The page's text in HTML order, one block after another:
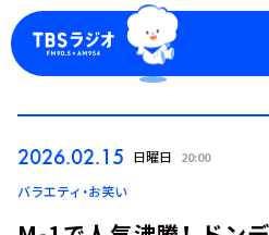
ログイン
2026.02.15 日曜日 20:00
バラエティ・お笑い